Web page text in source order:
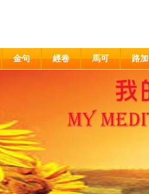
金句 經卷 馬可 路加